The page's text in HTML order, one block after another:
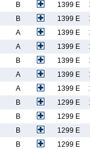
B 1399 E
B 1399 E
A 1399 E
A 1399 E
B 1399 E
A 1399 E
A 1399 E
B 1299 E
B
1299 E
B
1299 E
B
1299 E